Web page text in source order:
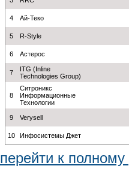
4 Ай-Теко
5 R-Style
6 Астерос
7
ITG (Inline
Technologies Group)
8
Ситроникс
Информационные
Технологии
9 Verysell
10 Инфосистемы Джет
перейти к полному